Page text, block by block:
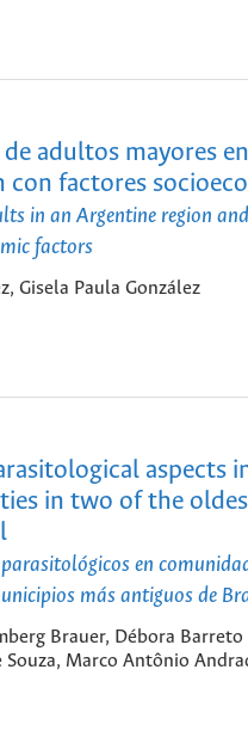
adultos mayores
con factores
in an Argentine region
factors
Gisela Paula González
aspects
in two of the
en
más antiguos de
Brauer, Débora Barreto
Marco Antônio